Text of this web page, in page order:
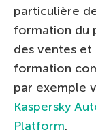
particulière
formation du
des ventes et
formation
par exemple
Kaspersky
Platform.